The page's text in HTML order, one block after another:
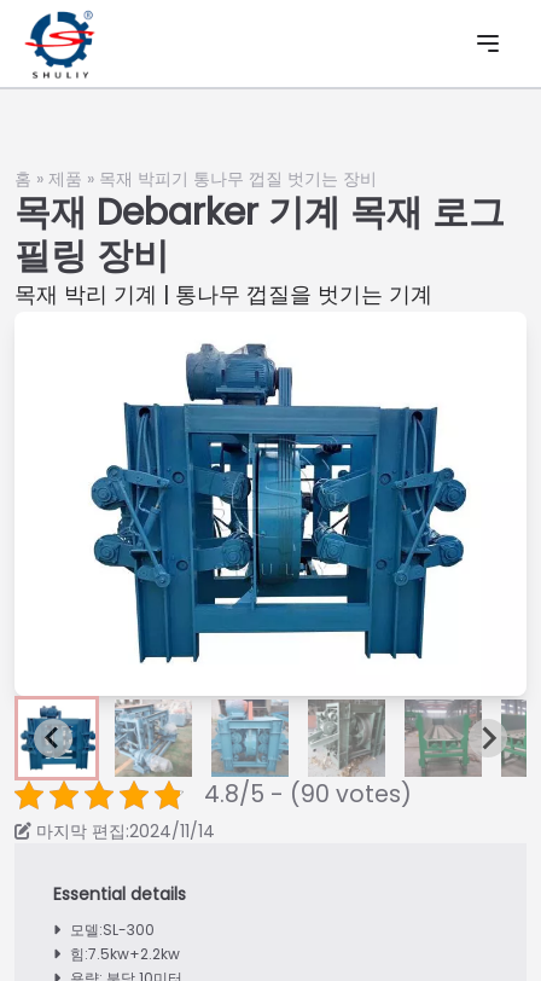
홈 » 제품 » 목재 박피기 통나무 껍질 벗기는 장비
목재 Debarker 기계 목재 로그
필링 장비
목재 박리 기계 | 통나무 껍질을 벗기는 기계
4.8/5 - (90 votes)
마지막 편집:2024/11/14
모델:SL-300
힘:7.5kw+2.2kw